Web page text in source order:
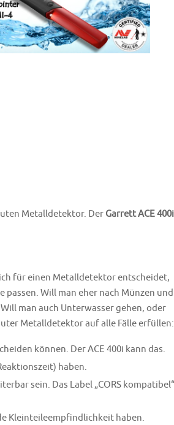
Metalldetektor. Der Garrett ACE 400i
für einen Metalldetektor entscheidet,
Will man eher nach Münzen und
man auch Unterwasser gehen, oder
Metalldetektor auf alle Fälle erfüllen:
können. Der ACE 400i kann das.
haben.
sein. Das Label „CORS kompatibel“
Kleinteileempfindlichkeit haben.